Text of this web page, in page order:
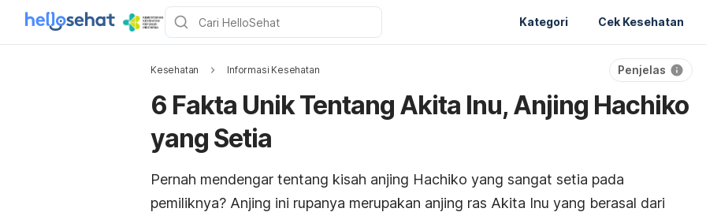
Kategori Cek Kesehatan
Kesehatan Informasi Kesehatan Penjelas
6 Fakta Unik Tentang Akita Inu, Anjing Hachiko
yang Setia
Pernah mendengar tentang kisah anjing Hachiko yang sangat setia pada
pemiliknya? Anjing ini rupanya merupakan anjing ras Akita Inu yang berasal dari